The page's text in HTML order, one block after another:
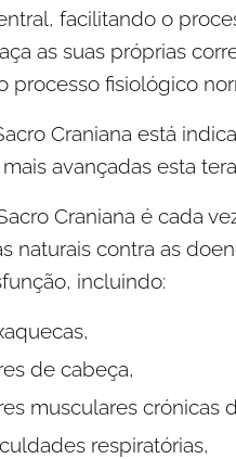
facilitando o
as suas próprias
processo fisiológico
Craniana está
avançadas esta
Craniana é cada
naturais contra as
incluindo:
de cabeça,
musculares crónicas
respiratórias,